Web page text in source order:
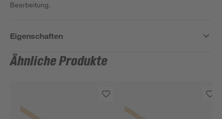
Bearbeitung.
Eigenschaften
Ähnliche Produkte